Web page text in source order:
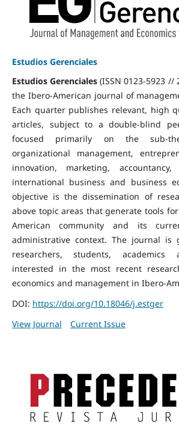
Estudios Gerenciales
Estudios Gerenciales (ISSN 0123-5923 //
the Ibero-American journal of
Each quarter publishes relevant, high
articles, subject to a double-blind
focused primarily on the sub-
organizational management,
innovation, marketing,
international business and business
objective is the dissemination of
above topic areas that generate tools
American community and its
administrative context. The journal is
researchers, students, academics
interested in the most recent
economics and management in Ibero-
DOI: https://doi.org/10.18046/j.estger
View Journal
Current Issue